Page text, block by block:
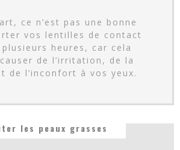
ce n’est pas une bonne
vos lentilles de contact
heures, car cela
de l’irritation, de la
de l’inconfort à vos yeux.
les peaux grasses